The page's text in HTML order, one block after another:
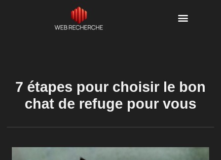
7 étapes pour choisir le bon
chat de refuge pour vous